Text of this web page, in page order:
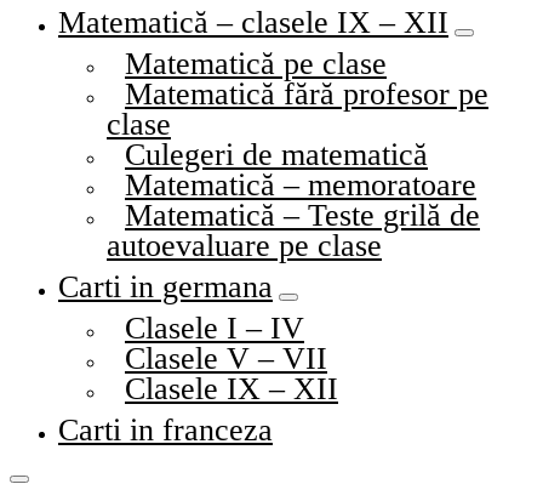
Matematică – clasele IX – XII
Matematică pe clase
Matematică fără profesor pe
clase
Culegeri de matematică
Matematică – memoratoare
Matematică – Teste grilă de
autoevaluare pe clase
Carti in germana
Clasele I – IV
Clasele V – VII
Clasele IX – XII
Carti in franceza